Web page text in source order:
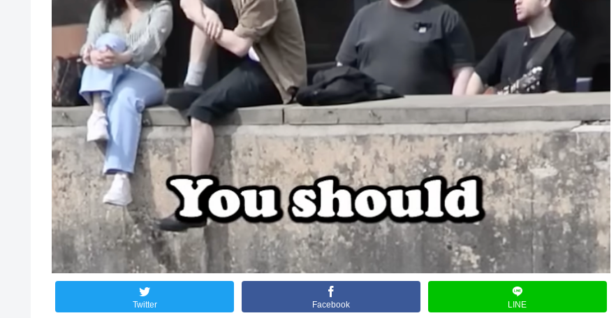
Twitter Facebook LINE